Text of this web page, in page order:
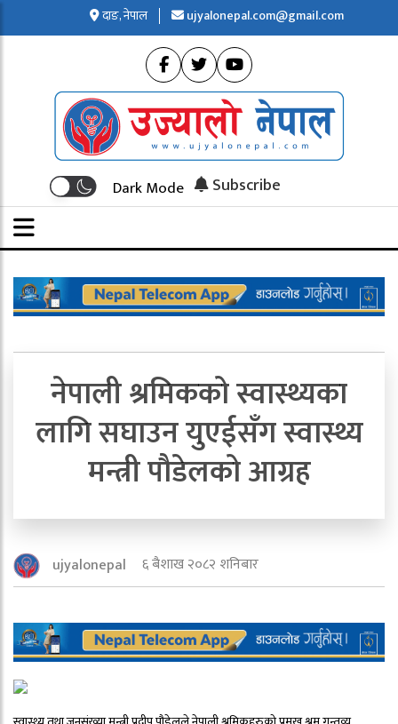
दाङ, नेपाल ujyalonepal.com@gmail.com
Dark Mode Subscribe
नेपाली श्रमिकको स्वास्थ्यका
लागि सघाउन युएईसँग स्वास्थ्य
मन्त्री पौडेलको आग्रह
ujyalonepal ६ बैशाख २०८२ शनिबार